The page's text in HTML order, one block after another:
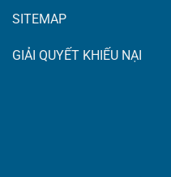
SITEMAP
GIẢI QUYẾT KHIẾU NẠI